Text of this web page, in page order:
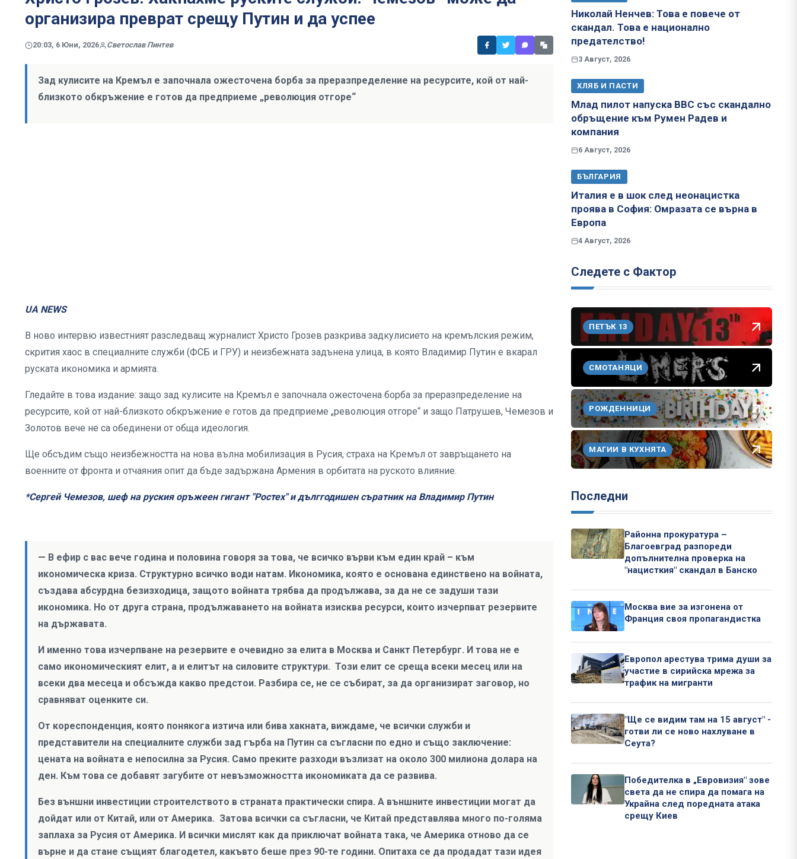
организира преврат срещу Путин и да успее
20:03, 6 Юни, 2026 Светослав Пинтев
Зад кулисите на Кремъл е започнала ожесточена борба за преразпределение на ресурсите, кой от най-
близкото обкръжение е готов да предприеме „революция отгоре“
UA NEWS
В ново интервю известният разследващ журналист Христо Грозев разкрива задкулисието на кремълския режим,
скрития хаос в специалните служби (ФСБ и ГРУ) и неизбежната задънена улица, в която Владимир Путин е вкарал
руската икономика и армията.
Гледайте в това издание: защо зад кулисите на Кремъл е започнала ожесточена борба за преразпределение на
ресурсите, кой от най-близкото обкръжение е готов да предприеме „революция отгоре“ и защо Патрушев, Чемезов и
Золотов вече не са обединени от обща идеология.
Ще обсъдим също неизбежността на нова вълна мобилизация в Русия, страха на Кремъл от завръщането на
военните от фронта и отчаяния опит да бъде задържана Армения в орбитата на руското влияние.
*Сергей Чемезов, шеф на руския оръжеен гигант "Ростех" и дълггодишен съратник на Владимир Путин
— В ефир с вас вече година и половина говоря за това, че всичко върви към един край – към
икономическа криза. Структурно всичко води натам. Икономика, която е основана единствено на войната,
създава абсурдна безизходица, защото войната трябва да продължава, за да не се задуши тази
икономика. Но от друга страна, продължаването на войната изисква ресурси, които изчерпват резервите
на държавата.
И именно това изчерпване на резервите е очевидно за елита в Москва и Санкт Петербург. И това не е
само икономическият елит, а и елитът на силовите структури. Този елит се среща всеки месец или на
всеки два месеца и обсъжда какво предстои. Разбира се, не се събират, за да организират заговор, но
сравняват оценките си.
От кореспонденция, която понякога изтича или бива хакната, виждаме, че всички служби и
представители на специалните служби зад гърба на Путин са съгласни по едно и също заключение:
цената на войната е непосилна за Русия. Само преките разходи възлизат на около 300 милиона долара на
ден. Към това се добавят загубите от невъзможността икономиката да се развива.
Без външни инвестиции строителството в страната практически спира. А външните инвестиции могат да
дойдат или от Китай, или от Америка. Затова всички са съгласни, че Китай представлява много по-голяма
заплаха за Русия от Америка. И всички мислят как да приключат войната така, че Америка отново да се
върне и да стане същият благодетел, какъвто беше през 90-те години. Опитаха се да продадат тази идея
Николай Ненчев: Това е повече от
скандал. Това е национално
предателство!
3 Август, 2026
ХЛЯБ И ПАСТИ
Млад пилот напуска ВВС със скандално
обръщение към Румен Радев и
компания
6 Август, 2026
БЪЛГАРИЯ
Италия е в шок след неонацистка
проява в София: Омразата се върна в
Европа
4 Август, 2026
Следете с Фактор
ПЕТЪК 13
СМОТАНЯЦИ
РОЖДЕННИЦИ
МАГИИ В КУХНЯТА
Последни
Районна прокуратура –
Благоевград разпореди
допълнителна проверка на
"нацисткия" скандал в Банско
Москва вие за изгонена от
Франция своя пропагандистка
Европол арестува трима души за
участие в сирийска мрежа за
трафик на мигранти
"Ще се видим там на 15 август" -
готви ли се ново нахлуване в
Сеута?
Победителка в „Евровизия" зове
света да не спира да помага на
Украйна след поредната атака
срещу Киев